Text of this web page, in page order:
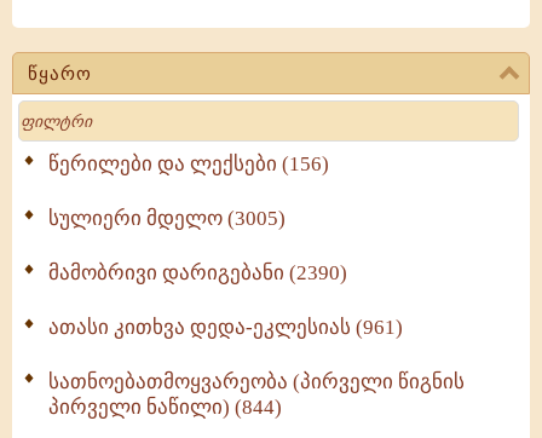
წყარო
Search
წერილები და ლექსები (156)
სულიერი მდელო (3005)
მამობრივი დარიგებანი (2390)
ათასი კითხვა დედა-ეკლესიას (961)
სათნოებათმოყვარეობა (პირველი წიგნის
პირველი ნაწილი) (844)